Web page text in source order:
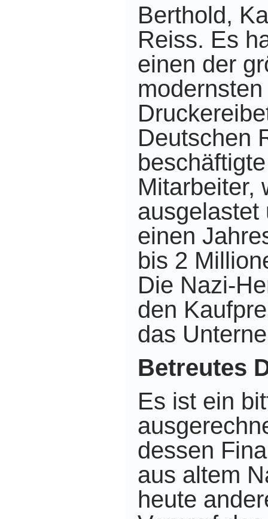
Berthold,
Reiss. Es
einen der
modernsten
Deutschen
Mitarbeiter,
ausgelastet
einen
bis 2
Die Nazi-
den
das
Betreutes
Es ist ein
dessen
aus altem
heute